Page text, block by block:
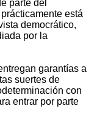
parte del
está
democrático,
por la
garantías a
suertes de
con
entrar por parte